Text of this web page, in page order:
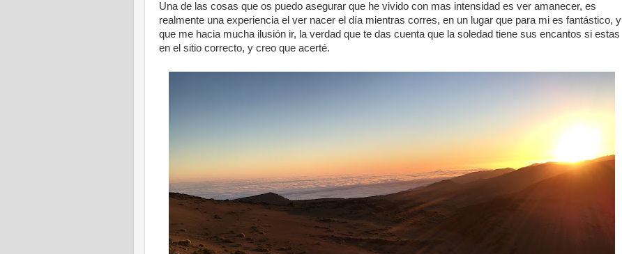
Una de las cosas que os puedo asegurar que he vivido con mas intensidad es ver amanecer, es
realmente una experiencia el ver nacer el día mientras corres, en un lugar que para mi es fantástico, y
que me hacia mucha ilusión ir, la verdad que te das cuenta que la soledad tiene sus encantos si estas
en el sitio correcto, y creo que acerté.